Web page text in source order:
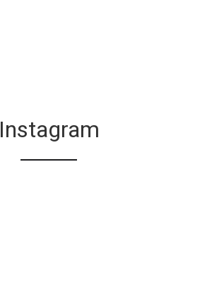
Instagram